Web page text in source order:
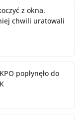
z okna.
chwili uratowali
popłynęło do